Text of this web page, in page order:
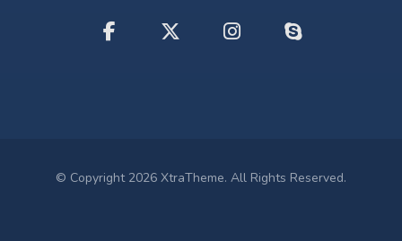
© Copyright 2026 XtraTheme. All Rights Reserved.